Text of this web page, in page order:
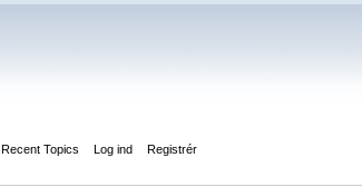
Recent Topics Log ind Registrér